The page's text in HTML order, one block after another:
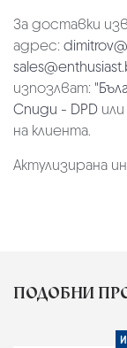
За доставки
адрес:
изпозлват:
Спиди - DPD
на клиента.
Актулизирана
ПОДОБНИ